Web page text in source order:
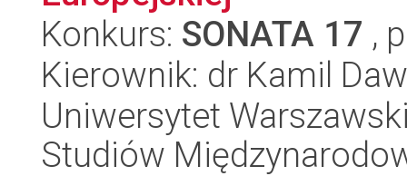
Konkurs: SONATA 17 ,
Kierownik: dr Kamil
Uniwersytet
Studiów